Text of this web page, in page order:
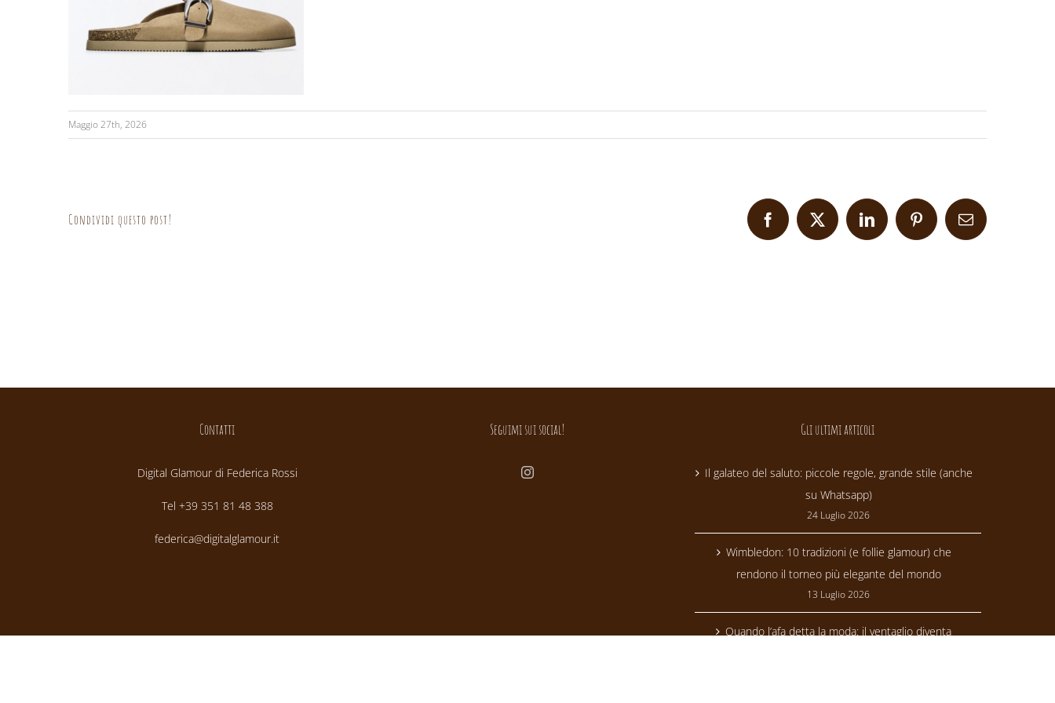
Maggio 27th, 2026
Condividi questo post! Facebook
X LinkedInPinterestEmail
Contatti
Digital Glamour di Federica Rossi
Tel +39 351 81 48 388
federica@digitalglamour.it
Seguimi sui social! Gli ultimi articoli
Il galateo del saluto: piccole regole, grande stile (anche
su Whatsapp)
24 Luglio 2026
Wimbledon: 10 tradizioni (e follie glamour) che
rendono il torneo più elegante del mondo
13 Luglio 2026
Quando l’afa detta la moda: il ventaglio diventa